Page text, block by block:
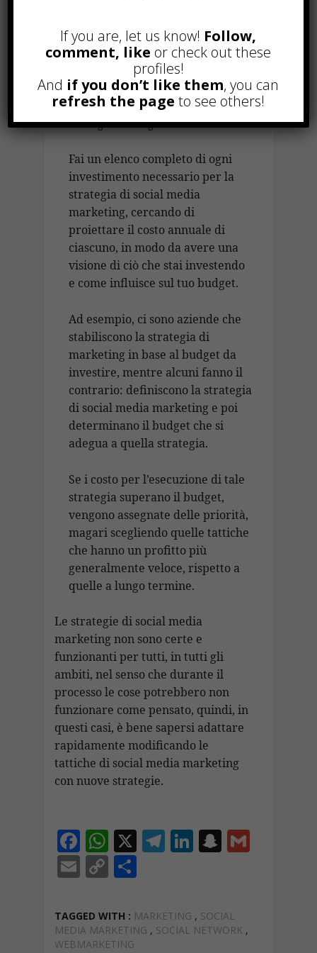
essere interessante per il target a
cui vogliamo rivolgersi ed
integrato con video, immagini o
collegamenti.
Assegna un budget.
Fai un elenco completo di ogni
investimento necessario per la
strategia di social media
marketing, cercando di
proiettare il costo annuale di
ciascuno, in modo da avere una
visione di ciò che stai investendo
e come influisce sul tuo budget.
Ad esempio, ci sono aziende che
stabiliscono la strategia di
marketing in base al budget da
investire, mentre alcuni fanno il
contrario: definiscono la strategia
di social media marketing e poi
determinano il budget che si
adegua a quella strategia.
Se i costo per l’esecuzione di tale
strategia superano il budget,
vengono assegnate delle priorità,
magari scegliendo quelle tattiche
che hanno un profitto più
generalmente veloce, rispetto a
quelle a lungo termine.
Le strategie di social media
marketing non sono certe e
funzionanti per tutti, in tutti gli
ambiti, nel senso che durante il
processo le cose potrebbero non
funzionare come pensato, quindi, in
questi casi, è bene sapersi adattare
rapidamente modificando le
tattiche di social media marketing
con nuove strategie.
F
ac
e
b
o
W
h
at
s
A
X T
gr
a
Li
e
dI
S
p
c
G
E
ai
l
C
p
y
C
n
di
TAGGED WITH : MARKETING , SOCIAL
MEDIA MARKETING , SOCIAL NETWORK ,
WEBMARKETING
If you are, let us know! Follow,
comment, like or check out these
profiles!
And if you don’t like them, you can
refresh the page to see others!